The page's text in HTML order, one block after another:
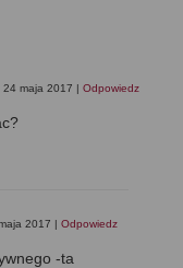
24 maja 2017 | Odpowiedz
2017 | Odpowiedz
-ta